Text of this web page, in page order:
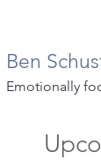
Ben
Emotionally